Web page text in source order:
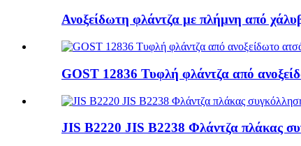
Ανοξείδωτη φλάντζα με πλήμνη από
GOST 12836 Τυφλή φλάντζα από
JIS B2220 JIS B2238 Φλάντζα πλάκας